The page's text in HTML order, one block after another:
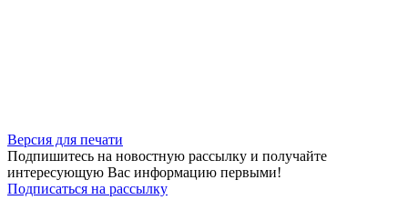
Версия для печати
Подпишитесь на новостную рассылку и получайте
интересующую Вас информацию первыми!
Подписаться на рассылку